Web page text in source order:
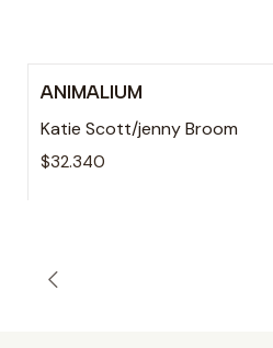
Agotado
ANIMALIUM
Katie Scott/jenny Broom
$32.340